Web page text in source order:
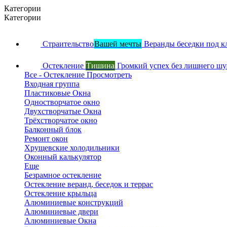
Категории
Категории
СтраительствоВашей мечты Веранды беседки под
Остекление Тишина Громкий успех без лишнего
Все - Остекление Просмотреть
Входная группа
Пластиковые Окна
Одностворчатое окно
Двухстворчатые Окна
Трёхстворчатое окно
Балконный блок
Ремонт окон
Хрущевские холодильники
Оконный калькулятор
Еще
Безрамное остекление
Остекление веранд, беседок и террас
Остекление крыльца
Алюминиевые конструкций
Алюминиевые двери
Алюминиевые Окна